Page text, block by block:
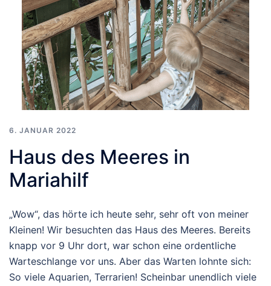
6. JANUAR 2022
Haus des Meeres in
Mariahilf
„Wow“, das hörte ich heute sehr, sehr oft von meiner
Kleinen! Wir besuchten das Haus des Meeres. Bereits
knapp vor 9 Uhr dort, war schon eine ordentliche
Warteschlange vor uns. Aber das Warten lohnte sich:
So viele Aquarien, Terrarien! Scheinbar unendlich viele